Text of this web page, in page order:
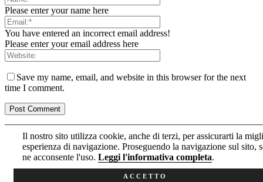
Il nostro sito utilizza cookie, anche di terzi, per assicurarti la
esperienza di navigazione. Proseguendo la navigazione sul sito,
ne acconsente l'uso. Leggi l'informativa completa.
ACCETTO
Please enter your name here
You have entered an incorrect email address!
Please enter your email address here
Save my name, email, and website in this browser for the next
time I comment.
Informativa estesa sull’uso dei cookie
Informativa sul trattamento dei dati della Newsletter